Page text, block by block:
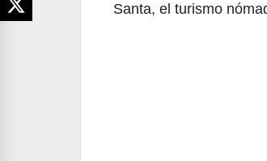
Santa, el turismo